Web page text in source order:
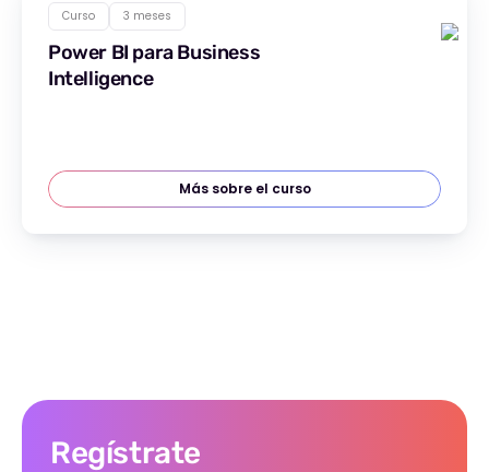
Curso 3 meses
Power BI para Business
Intelligence
Más sobre el curso
Regístrate